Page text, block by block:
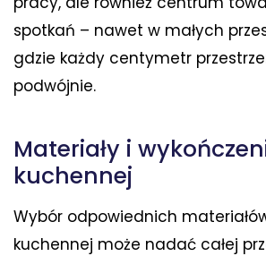
spotkań – nawet w małych
gdzie każdy centymetr
podwójnie.
Materiały i
kuchennej
Wybór odpowiednich
kuchennej może nadać całej